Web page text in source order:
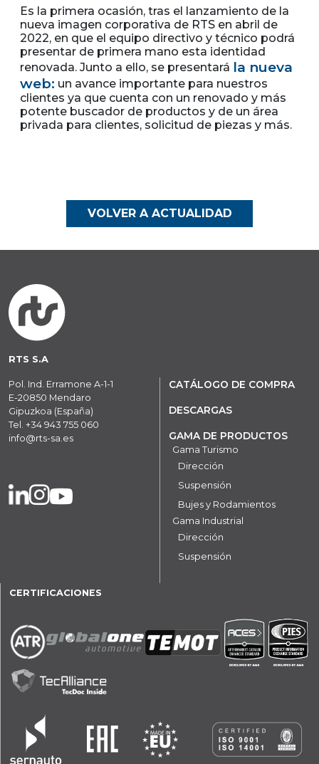
Es la primera ocasión, tras el lanzamiento de la
nueva imagen corporativa de RTS en abril de
2022, en que el equipo directivo y técnico podrá
presentar de primera mano esta identidad
renovada. Junto a ello, se presentará la nueva
web: un avance importante para nuestros
clientes ya que cuenta con un renovado y más
potente buscador de productos y de un área
privada para clientes, solicitud de piezas y más.
VOLVER A ACTUALIDAD
RTS S.A
Pol. Ind. Erramone A-1-1
E-20850 Mendaro
Gipuzkoa (España)
Tel. +34 943 755 060
info@rts-sa.es
CATÁLOGO DE COMPRA
DESCARGAS
GAMA DE PRODUCTOS
Gama Turismo
Dirección
Suspensión
Bujes y Rodamientos
Gama Industrial
Dirección
Suspensión
CERTIFICACIONES